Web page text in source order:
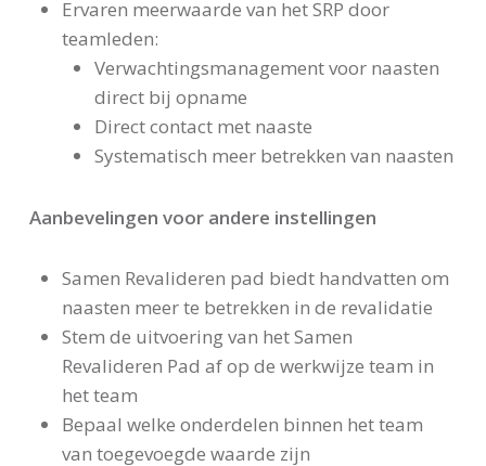
Ervaren meerwaarde van het SRP door
teamleden:
Verwachtingsmanagement voor naasten
direct bij opname
Direct contact met naaste
Systematisch meer betrekken van naasten
Aanbevelingen voor andere instellingen
Samen Revalideren pad biedt handvatten om
naasten meer te betrekken in de revalidatie
Stem de uitvoering van het Samen
Revalideren Pad af op de werkwijze team in
het team
Bepaal welke onderdelen binnen het team
van toegevoegde waarde zijn